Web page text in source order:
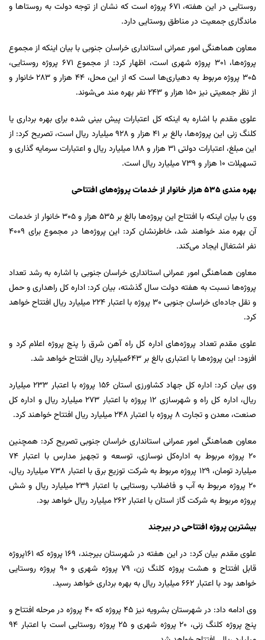
روستایی در این هفته، ۶۷۱ پروژه است که نشان از توجه دولت به روستاها و
ماندگاری جمعیت در مناطق روستایی دارد.
معاون هماهنگی امور عمرانی استانداری خراسان جنوبی با بیان اینکه از مجموع
پروژه‌ها، 301 پروژه شهری است، اظهار کرد: از مجموع ۶۷۱ پروژه روستایی،
۳۰۵ پروژه مربوط به دهیاری‌ها است که از این محل، ۴۴ هزار و ۲۸۳ خانوار و
از نظر جمعیتی نیز ۱۵۰ هزار و ۲۴۳ نفر بهره مند می‌‌شوند.
علوی مقدم با اشاره به اینکه کل اعتبارات پیش بینی شده برای بهره برداری یا
کلنگ زنی این پروژه‌ها، بالغ بر ۴۱ هزار و ۹۲۸ میلیارد ریال است، تصریح کرد: از
این مبلغ، اعتبارات دولتی ۳۱ هزار و ۱۸۸ میلیارد ریال و اعتبارات سرمایه گذاری و
تسهیلات ۱۰ هزار و ۷۳۹ میلیارد ریال است.
بهره مندی 535 هزار خانوار از خدمات پروژه‌های افتتاحی
وی با بیان اینکه با افتتاح این پروژه‌ها بالغ بر ۵۳۵ هزار و ۳۰۵ خانوار از خدمات
آن بهره مند خواهند شد، خاطرنشان کرد: این پروژه‌ها در مجموع برای ۴۰۰۹
نفر اشتغال ایجاد می‌کند.
معاون هماهنگی امور عمرانی استانداری خراسان جنوبی با اشاره به رشد تعداد
پروژه‌ها نسبت به هفته دولت سال گذشته، بیان کرد: اداره کل راهداری و حمل
و نقل جاده‌ای خراسان جنوبی ۳۰ پروژه با اعتبار ۲۲۴ میلیارد ریال افتتاح خواهد
کرد.
علوی مقدم تعداد پروژه‌های اداره کل راه آهن شرق را پنج پروژه اعلام کرد و
افزود: این پروژه‌ها با اعتباری بالغ بر 643میلیارد ریال افتتاح خواهد شد.
وی بیان کرد: اداره کل جهاد کشاورزی استان ۱۵۶ پروژه با اعتبار ۲۳۳ میلیارد
ریال، اداره کل راه و شهرسازی ۱۲ پروژه با اعتبار ۲۷۳ میلیارد ریال و اداره کل
صنعت، معدن و تجارت ۸ پروژه با اعتبار ۲۴۸ میلیارد ریال افتتاح خواهند کرد.
معاون هماهنگی امور عمرانی استانداری خراسان جنوبی تصریح کرد: همچنین
20 پروژه مربوط به اداره‌کل نوسازی، توسعه و تجهیز مدارس با اعتبار ۷۴
میلیارد تومان، ۱۲۹ پروژه مربوط به شرکت توزیع برق با اعتبار ۷۳۸ میلیارد ریال،
۲۰ پروژه مربوط به آب و فاضلاب روستایی با اعتبار ۲۳۹ میلیارد ریال و شش
پروژه مربوط به شرکت گاز استان با اعتبار ۲۶۲ میلیارد ریال خواهد بود.
بیشترین پروژه افتتاحی در بیرجند
علوی مقدم بیان کرد: در این هفته در شهرستان بیرجند، ۱۶۹ پروژه که ۱۶۱پروژه
قابل افتتاح و هشت پروژه کلنگ زن، 79 پروژه شهری و 90 پروژه روستایی
خواهد بود با اعتبار ۶۶۲ میلیارد ریال به بهره برداری خواهد رسید.
وی ادامه داد: در شهرستان بشرویه نیز ۴۵ پروژه که ۴۰ پروژه در مرحله افتتاح و
پنج پروژه کلنگ زنی، 20 پروژه شهری و 25 پروژه روستایی است با اعتبار ۹۴